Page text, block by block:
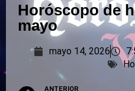
Horóscopo de
mayo
mayo 14, 2026
ANTERIOR